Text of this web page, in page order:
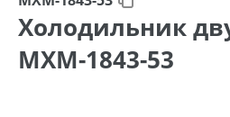
Холодильник
МХМ-1843-53